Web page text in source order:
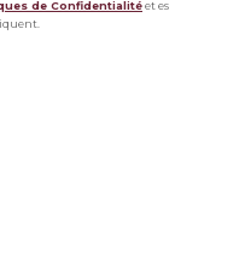
de Confidentialitéet es